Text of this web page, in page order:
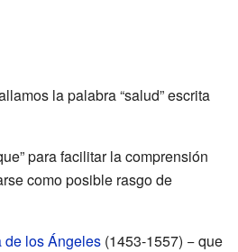
la palabra “salud” escrita
para facilitar la comprensión
como posible rasgo de
de los Ángeles (1453-1557) − que